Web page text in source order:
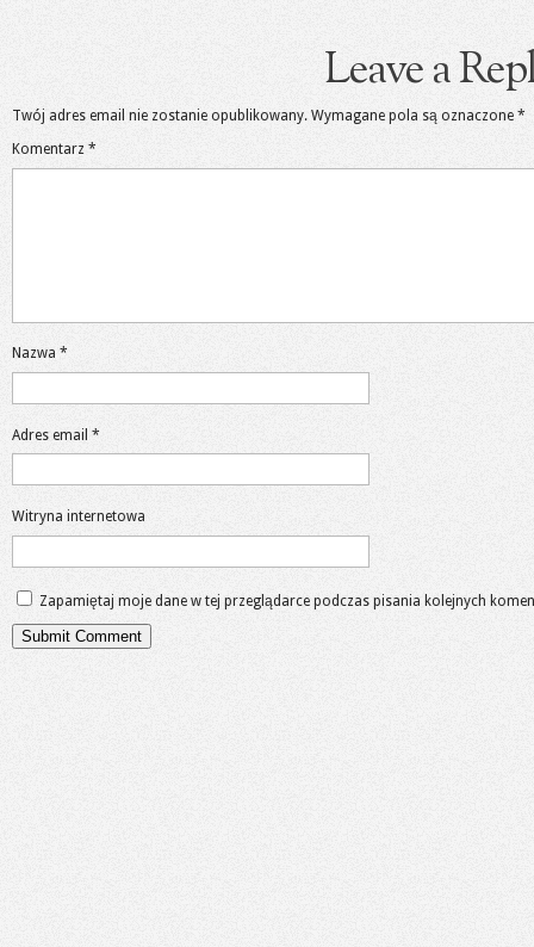
Leave a
Twój adres email nie zostanie opublikowany. Wymagane pola są oznaczone *
Komentarz *
Nazwa *
Adres email *
Witryna internetowa
Zapamiętaj moje dane w tej przeglądarce podczas pisania kolejnych